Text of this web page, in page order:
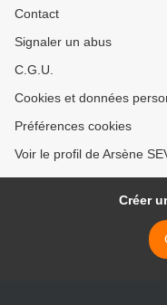
Contact
Signaler un abus
C.G.U.
Cookies et données
Préférences cookies
Voir le profil de Arsène
Créer